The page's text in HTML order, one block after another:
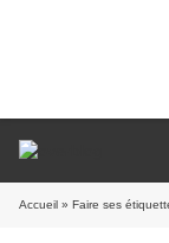
Accueil » Faire ses